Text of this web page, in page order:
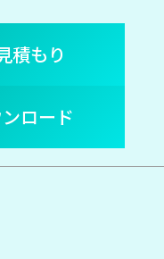
積もり
ロード